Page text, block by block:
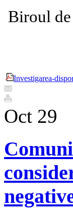
Biroul de
Investigarea-
Oct 29